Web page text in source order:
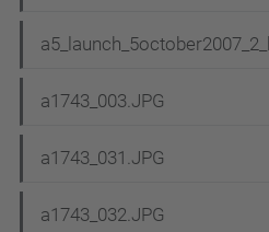
a1743_003.JPG
a1743_031.JPG
a1743_032.JPG